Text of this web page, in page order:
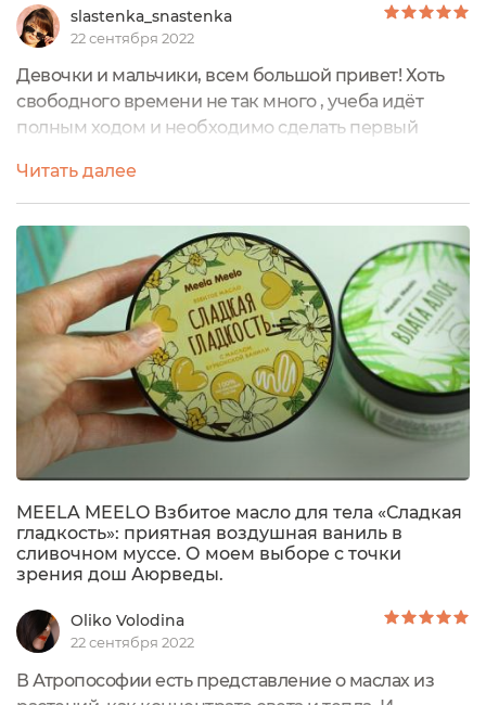
slastenka_snastenka
22 сентября 2022
Девочки и мальчики, всем большой привет! Хоть
свободного времени не так много , учеба идёт
полным ходом и необходимо сделать первый
дело, которым занимаюсь 6 лет.Вот обожаю я
пробовать новинки от любимых брендов.У Meela
Meelo вышла обновленная линейка средств для
тела и я сразу и с радостью согласилась на
тестирование. И в этом отзыве расскажу про...
Читать далее
MEELA MEELO Взбитое масло для тела «Сладкая
гладкость»: приятная воздушная ваниль в
сливочном муссе. О моем выборе с точки
зрения дош Аюрведы.
Oliko Volodina
22 сентября 2022
В Атропософии есть представление о маслах из